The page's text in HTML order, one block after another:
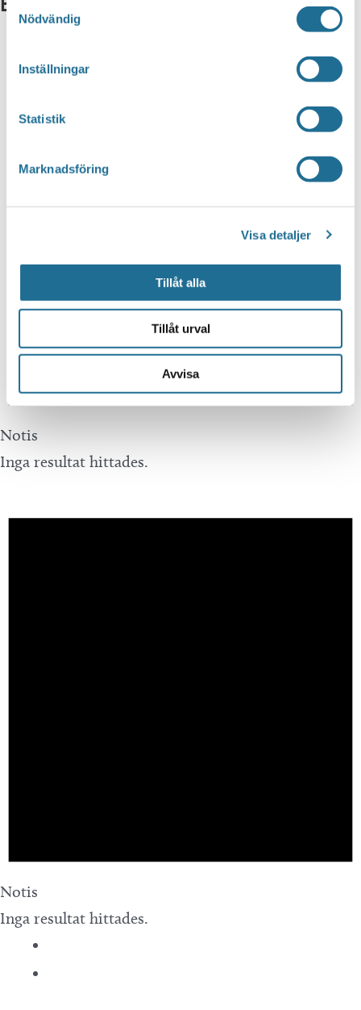
Nödvändig
Inställningar
Statistik
Marknadsföring
Visa detaljer
Tillåt alla
Tillåt urval
Avvisa
Notis
Inga resultat hittades.
Notis
Inga resultat hittades.